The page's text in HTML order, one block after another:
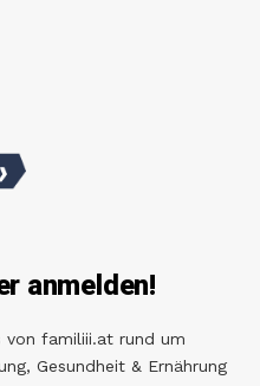
anmelden!
von familiii.at rund um
Gesundheit & Ernährung